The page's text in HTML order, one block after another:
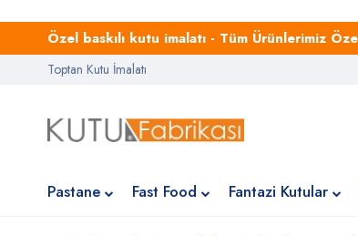
Özel baskılı kutu imalatı - Tüm Ürünlerimiz
Toptan Kutu İmalatı
Pastane Fast Food Fantazi Kutular